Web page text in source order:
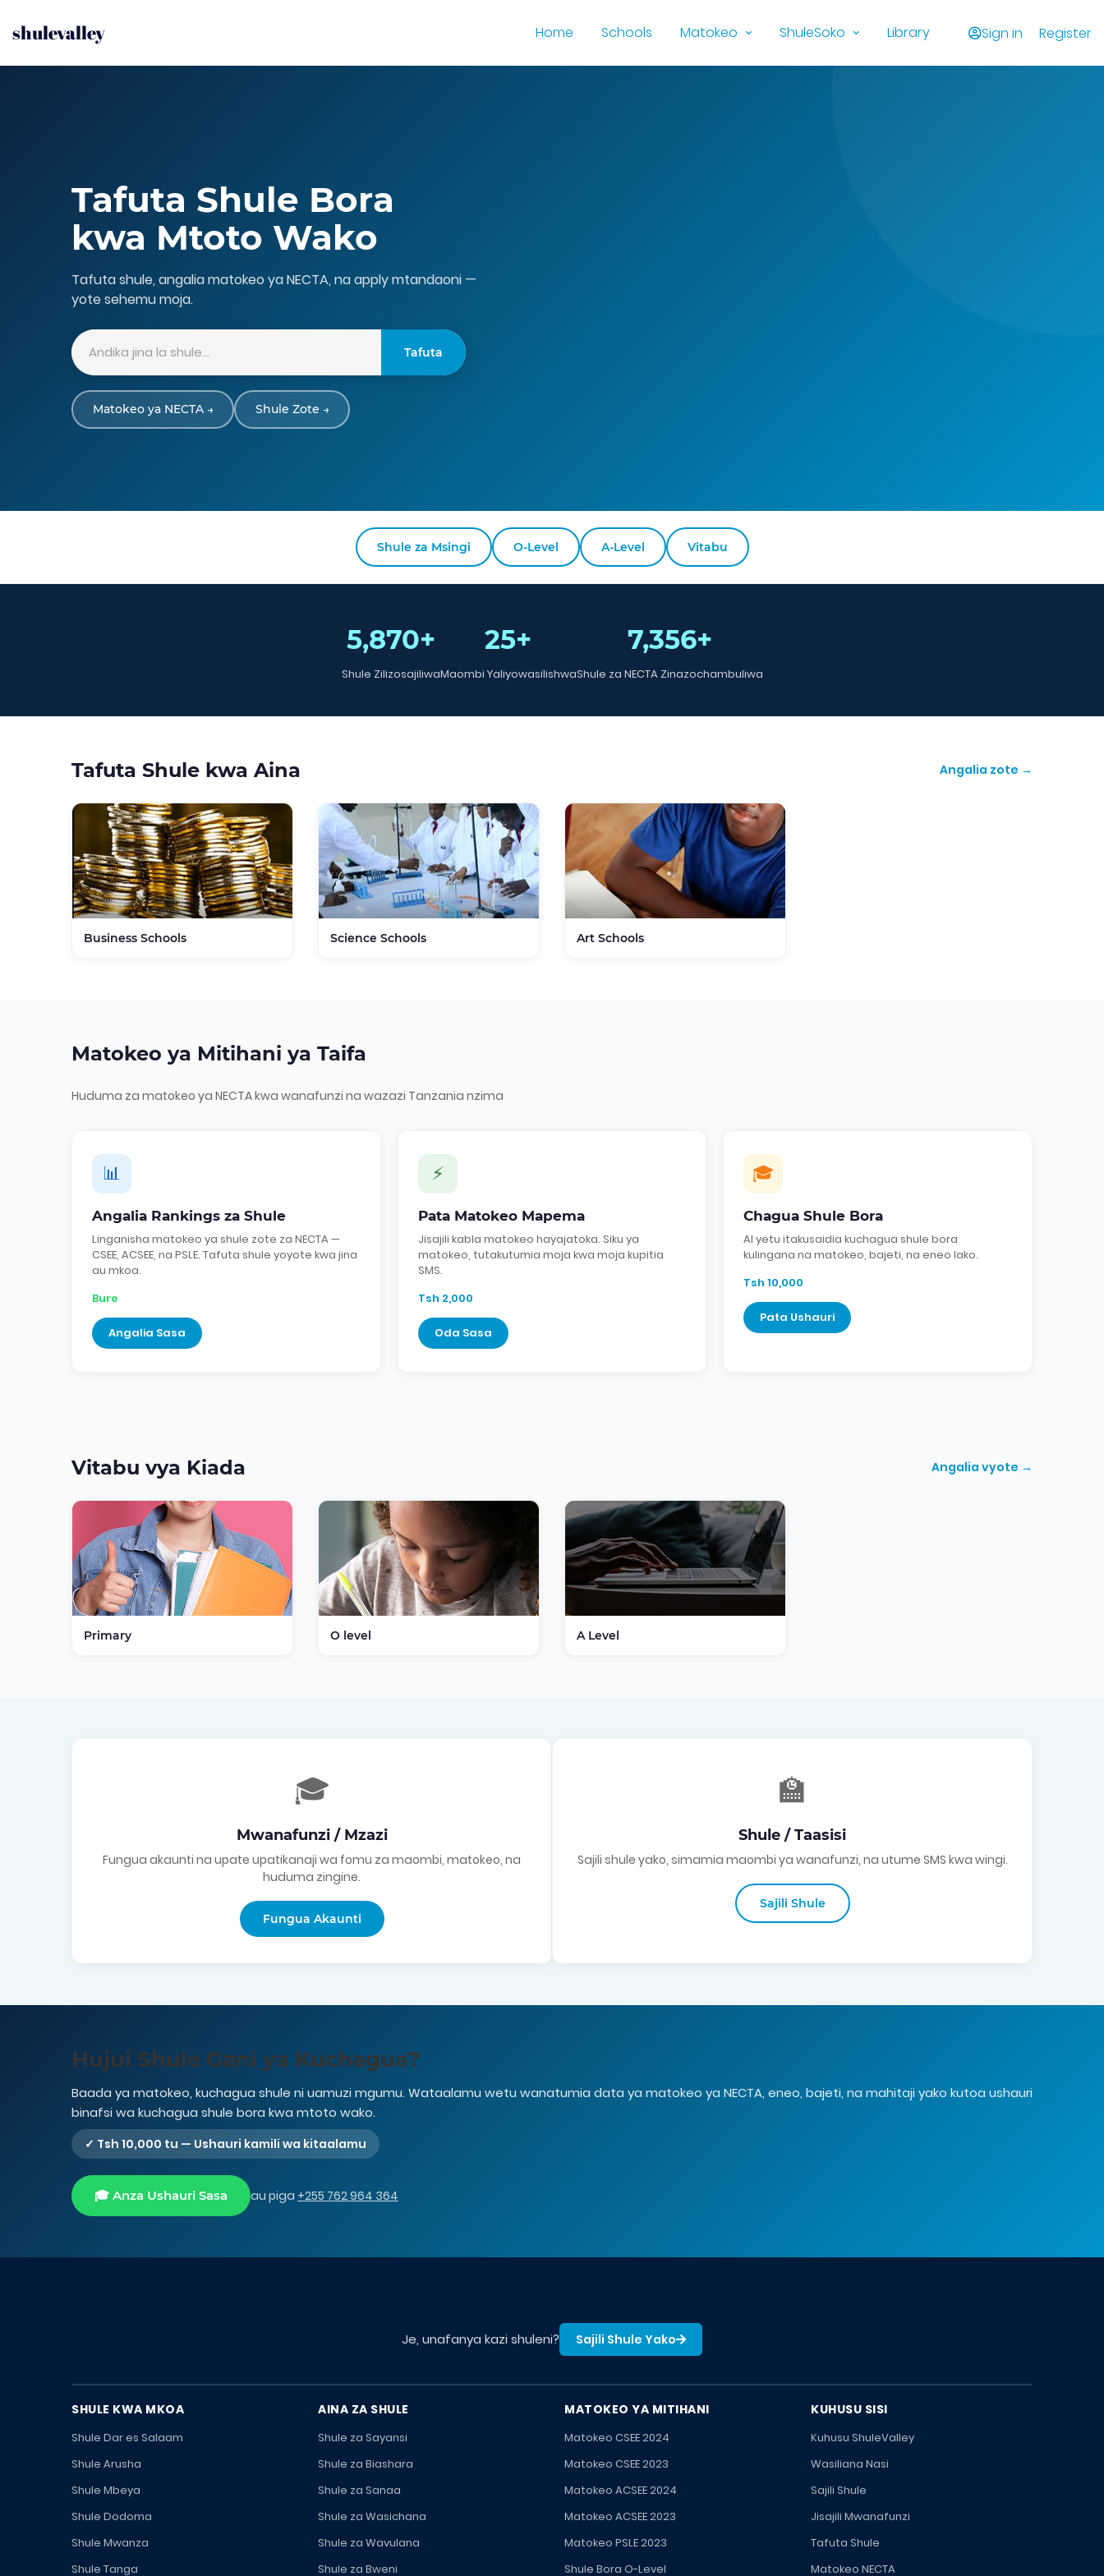
shulevalley Home Schools Matokeo ShuleSoko Library Sign in Register
Tafuta Shule Bora
kwa Mtoto Wako
Tafuta shule, angalia matokeo ya NECTA, na apply mtandaoni —
yote sehemu moja.
Tafuta
Matokeo ya NECTA → Shule Zote →
Shule za Msingi O-Level A-Level Vitabu
5,870+
Shule Zilizosajiliwa
25+
Maombi Yaliyowasilishwa
7,356+
Shule za NECTA Zinazochambuliwa
Tafuta Shule kwa Aina Angalia zote →
Business Schools Science Schools Art Schools
Matokeo ya Mitihani ya Taifa
Huduma za matokeo ya NECTA kwa wanafunzi na wazazi Tanzania nzima
📊
Angalia Rankings za Shule
Linganisha matokeo ya shule zote za NECTA —
CSEE, ACSEE, na PSLE. Tafuta shule yoyote kwa jina
au mkoa.
Bure
Angalia Sasa
⚡
Pata Matokeo Mapema
Jisajili kabla matokeo hayajatoka. Siku ya
matokeo, tutakutumia moja kwa moja kupitia
SMS.
Tsh 2,000
Oda Sasa
🎓
Chagua Shule Bora
AI yetu itakusaidia kuchagua shule bora
kulingana na matokeo, bajeti, na eneo lako.
Tsh 10,000
Pata Ushauri
Vitabu vya Kiada Angalia vyote →
Primary O level A Level
🎓
Mwanafunzi / Mzazi
Fungua akaunti na upate upatikanaji wa fomu za maombi, matokeo, na
huduma zingine.
Fungua Akaunti
🏫
Shule / Taasisi
Sajili shule yako, simamia maombi ya wanafunzi, na utume SMS kwa wingi.
Sajili Shule
Hujui Shule Gani ya Kuchagua?
Baada ya matokeo, kuchagua shule ni uamuzi mgumu. Wataalamu wetu wanatumia data ya matokeo ya NECTA, eneo, bajeti, na mahitaji yako kutoa ushauri
binafsi wa kuchagua shule bora kwa mtoto wako.
✓ Tsh 10,000 tu — Ushauri kamili wa kitaalamu
🎓 Anza Ushauri Sasa au piga +255 762 964 364
Je, unafanya kazi shuleni? Sajili Shule Yako
SHULE KWA MKOA
Shule Dar es Salaam
Shule Arusha
Shule Mbeya
Shule Dodoma
Shule Mwanza
Shule Tanga
AINA ZA SHULE
Shule za Sayansi
Shule za Biashara
Shule za Sanaa
Shule za Wasichana
Shule za Wavulana
Shule za Bweni
MATOKEO YA MITIHANI
Matokeo CSEE 2024
Matokeo CSEE 2023
Matokeo ACSEE 2024
Matokeo ACSEE 2023
Matokeo PSLE 2023
Shule Bora O-Level
KUHUSU SISI
Kuhusu ShuleValley
Wasiliana Nasi
Sajili Shule
Jisajili Mwanafunzi
Tafuta Shule
Matokeo NECTA